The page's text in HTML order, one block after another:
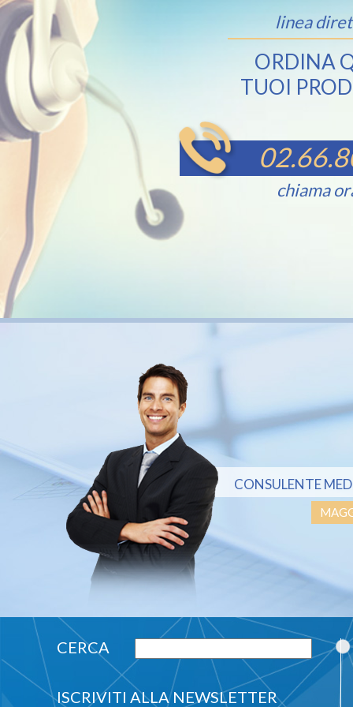
linea
ORDINA
TUOI
chiama
CONSULENTE
ISCRIVITI ALLA NEWSLETTER